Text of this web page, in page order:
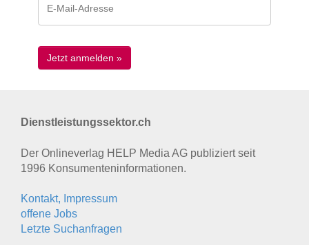
Dienstleistungssektor.ch
Der Onlineverlag HELP Media AG publiziert seit
1996 Konsumenten­informationen.
Kontakt, Impressum
offene Jobs
Letzte Suchanfragen